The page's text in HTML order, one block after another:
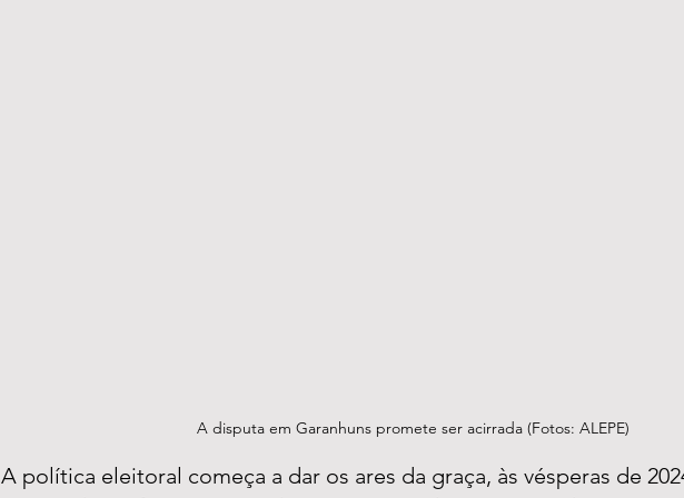
A disputa em Garanhuns promete ser acirrada (Fotos: ALEPE)
A política eleitoral começa a dar os ares da graça, às vésperas de